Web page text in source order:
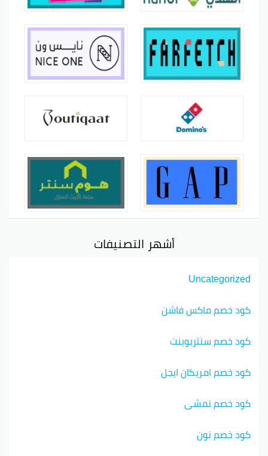
أشهر التصنيفات
Uncategorized
كود خصم ماكس فاشن
كود خصم سنتربوينت
كود خصم امريكان ايجل
كود خصم نمشي
كود خصم نون